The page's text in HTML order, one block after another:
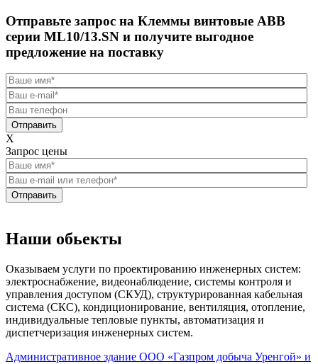
Отправьте запрос на Клеммы винтовые ABB
серии ML10/13.SN и получите выгодное
предложение на поставку
Отправить
X
Запрос цены
Отправить
Наши обьекты
Оказываем услуги по проектированию инженерных систем:
электроснабжение, видеонаблюдение, системы контроля и
управления доступом (СКУД), структурированная кабельная
система (СКС), кондиционирование, вентиляция, отопление,
индивидуальные тепловые пункты, автоматизация и
диспетчеризация инженерных систем.
Административное здание ООО «Газпром добыча Уренгой» и